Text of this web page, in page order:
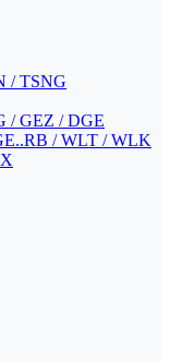
/ TSNG
/ GEZ / DGE
/ WLT / WLK